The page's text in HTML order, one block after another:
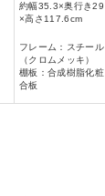
約幅35.3×奥行き29
×高さ117.6cm
フレーム：スチール
（クロムメッキ）
棚板：合成樹脂化粧
合板